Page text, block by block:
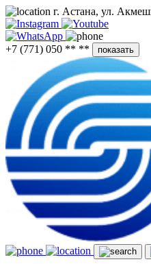
г. Астана, ул.
+7 (771) 050 ** ** показать